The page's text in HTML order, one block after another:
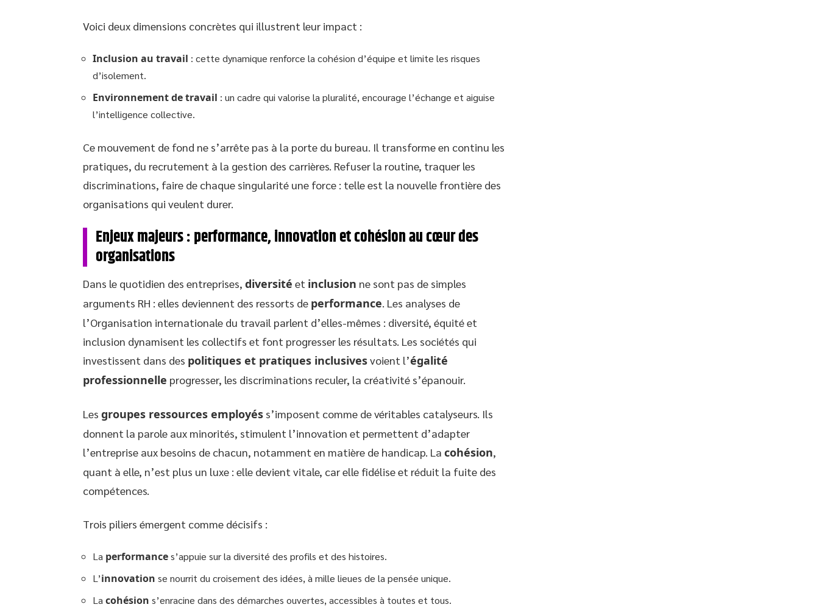
Voici deux dimensions concrètes qui illustrent leur impact :
Inclusion au travail : cette dynamique renforce la cohésion d’équipe et limite les risques
d’isolement.
Environnement de travail : un cadre qui valorise la pluralité, encourage l’échange et aiguise
l’intelligence collective.
Ce mouvement de fond ne s’arrête pas à la porte du bureau. Il transforme en continu les
pratiques, du recrutement à la gestion des carrières. Refuser la routine, traquer les
discriminations, faire de chaque singularité une force : telle est la nouvelle frontière des
organisations qui veulent durer.
Enjeux majeurs : performance, innovation et cohésion au cœur des
organisations
Dans le quotidien des entreprises, diversité et inclusion ne sont pas de simples
arguments RH : elles deviennent des ressorts de performance . Les analyses de
l’Organisation internationale du travail parlent d’elles-mêmes : diversité, équité et
inclusion dynamisent les collectifs et font progresser les résultats. Les sociétés qui
investissent dans des politiques et pratiques inclusivesvoient l’égalité
professionnelle progresser, les discriminations reculer, la créativité s’épanouir.
Les groupes ressources employés s’imposent comme de véritables catalyseurs. Ils
donnent la parole aux minorités, stimulent l’innovation et permettent d’adapter
l’entreprise aux besoins de chacun, notamment en matière de handicap. La cohésion,
quant à elle, n’est plus un luxe : elle devient vitale, car elle fidélise et réduit la fuite des
compétences.
Trois piliers émergent comme décisifs :
La performances’appuie sur la diversité des profils et des histoires.
L’innovation se nourrit du croisement des idées, à mille lieues de la pensée unique.
La cohésion s’enracine dans des démarches ouvertes, accessibles à toutes et tous.